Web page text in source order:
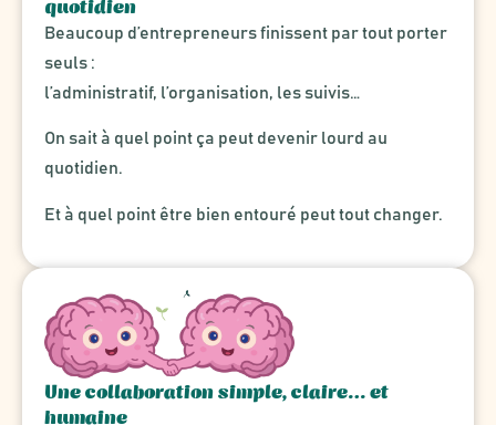
quotidien
Beaucoup d’entrepreneurs finissent par tout porter
seuls :
l’administratif, l’organisation, les suivis…
On sait à quel point ça peut devenir lourd au
quotidien.
Et à quel point être bien entouré peut tout changer.
Une collaboration simple, claire… et
humaine